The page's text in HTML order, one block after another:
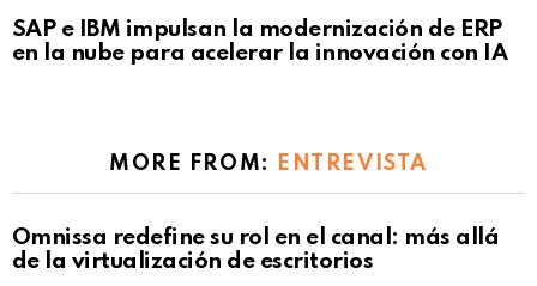
Not Safe For Work
Click to view this post
SAP e IBM impulsan la modernización de ERP
en la nube para acelerar la innovación con IA
MORE FROM: ENTREVISTA
Omnissa redefine su rol en el canal: más allá
de la virtualización de escritorios